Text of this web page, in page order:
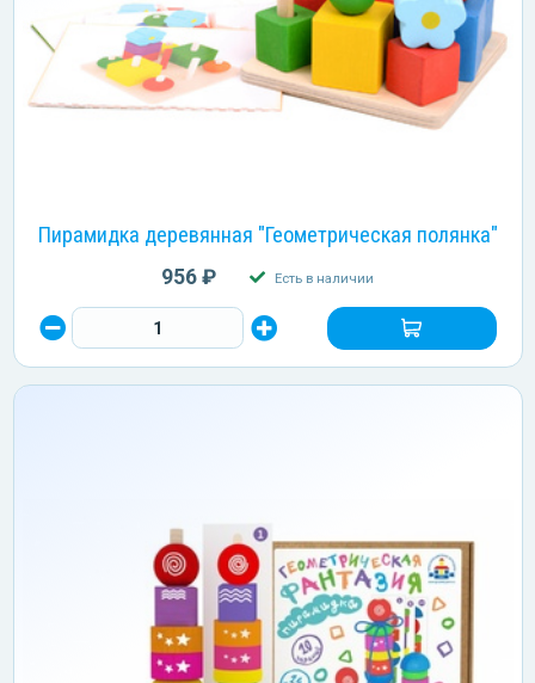
Пирамидка деревянная "Геометрическая полянка"
956 ₽ Есть в наличии